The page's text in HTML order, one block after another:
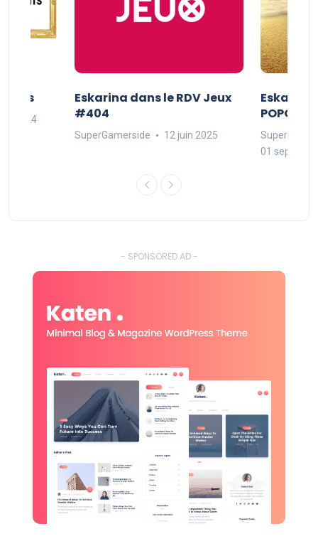
2024
Eskarina dans le RDV Jeux
#404
SuperGamerside 12 juin 2025
Eskarina
01
- SPONSORED AD -